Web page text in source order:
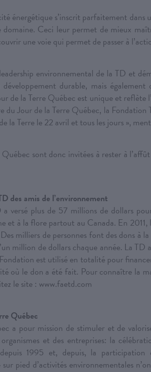
énergétique s’inscrit parfaitement dans
domaine. Ceci leur permet de mieux
une voie qui permet de passer à
environnemental de la TD et
durable, mais
de la Terre Québec est unique et reflète
Jour de la Terre Québec, la Fondation
la Terre le 22 avril et tous les jours »,
Québec sont donc invitées à rester à
des amis de l’environnement
versé plus de 57 millions de dollars
et à la flore partout au Canada. En
milliers de personnes font des dons à
million de dollars chaque année. La TD
est utilisé en totalité pour
où le don a été fait. Pour connaître la
le site : www.faetd.com
Québec
a pour mission de stimuler et de
et des entreprises: la
1995 et, depuis, la participation
pied d’activités environnementales